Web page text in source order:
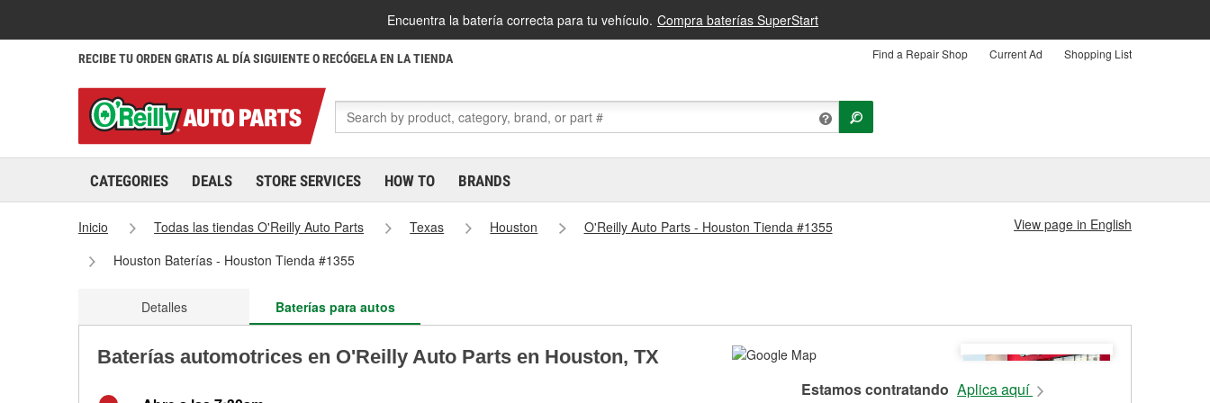
Encuentra la batería correcta para tu vehículo. Compra baterías SuperStart
RECIBE TU ORDEN GRATIS AL DÍA SIGUIENTE O RECÓGELA EN LA TIENDA Find a Repair Shop Current Ad Shopping List
CATEGORIES DEALS STORE SERVICES HOW TO BRANDS
Inicio Todas las tiendas O'Reilly Auto Parts Texas Houston
O'Reilly Auto Parts - Houston Tienda #1355
Houston Baterías - Houston Tienda #1355
View page in English
Detalles Baterías para autos
Baterías automotrices en O'Reilly Auto Parts en Houston, TX
Estamos contratando Aplica aquí